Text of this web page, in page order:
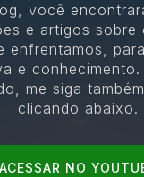
você
e artigos sobre
enfrentamos,
e
me siga
clicando abaixo.
ACESSAR NO